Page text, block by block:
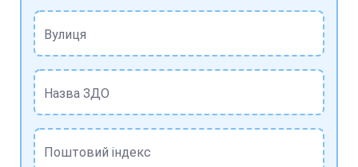
Вулиця
Назва ЗДО
Поштовий індекс